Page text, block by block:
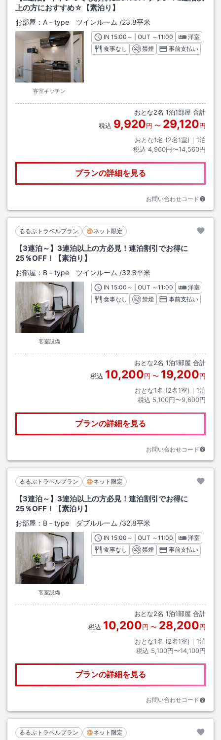
上の方におすすめ☆【素泊り】
お部屋： A－type ツインルーム /23.8平米
客室キッチン
INチェックイン
15:00 ～ | OUT チェックアウト
～11:00
洋室
食事なし
禁煙 事前支払い
おとな2名 1泊1部屋 合計
税込 9,920円 〜 29,120円
おとな1名 (2名1室)｜ 1泊
税込 4,960円〜14,560円
プランの詳細を見る
お問い合わせコード
るるぶトラベルプラン ネット限定
【3連泊～】3連泊以上の方必見！連泊割引でお得に
25％OFF！【素泊り】
お部屋： B－type ツインルーム /32.8平米
客室設備
INチェックイン
15:00 ～ | OUT チェックアウト
～11:00
洋室
食事なし
禁煙 事前支払い
おとな2名 1泊1部屋 合計
税込 10,200円 〜 19,200円
おとな1名 (2名1室)｜ 1泊
税込 5,100円〜9,600円
プランの詳細を見る
お問い合わせコード
るるぶトラベルプラン ネット限定
【3連泊～】3連泊以上の方必見！連泊割引でお得に
25％OFF！【素泊り】
お部屋： B－type ダブルルーム /32.8平米
客室設備
INチェックイン
15:00 ～ | OUT チェックアウト
～11:00
洋室
食事なし
禁煙 事前支払い
おとな2名 1泊1部屋 合計
税込 10,200円 〜 28,200円
おとな1名 (2名1室)｜ 1泊
税込 5,100円〜14,100円
プランの詳細を見る
お問い合わせコード
るるぶトラベルプラン ネット限定